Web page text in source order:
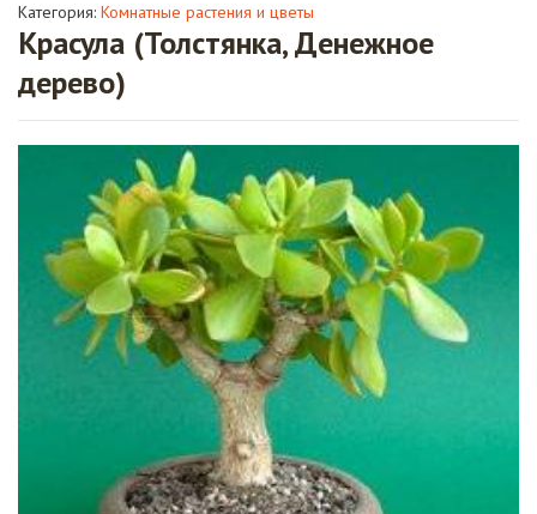
Категория: Комнатные растения и цветы
Красула (Толстянка, Денежное
дерево)